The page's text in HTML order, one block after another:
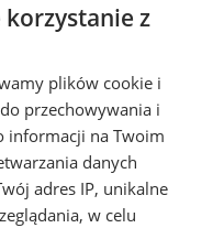
z
plików cookie i
przechowywania i
informacji na Twoim
danych
adres IP, unikalne
w celu